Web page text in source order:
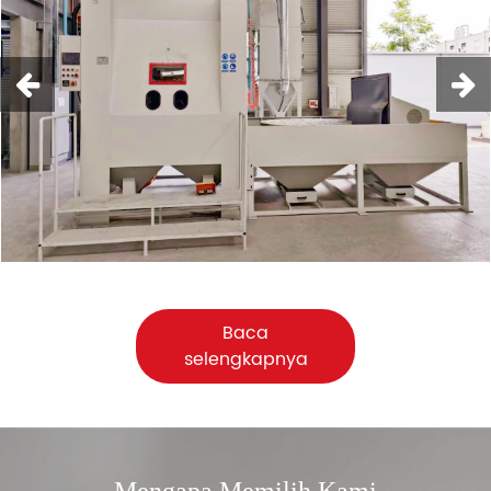
Baca
selengkapnya